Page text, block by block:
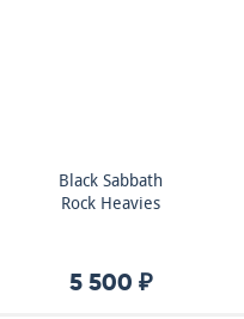
Black Sabbath
Rock Heavies
5 500 ₽